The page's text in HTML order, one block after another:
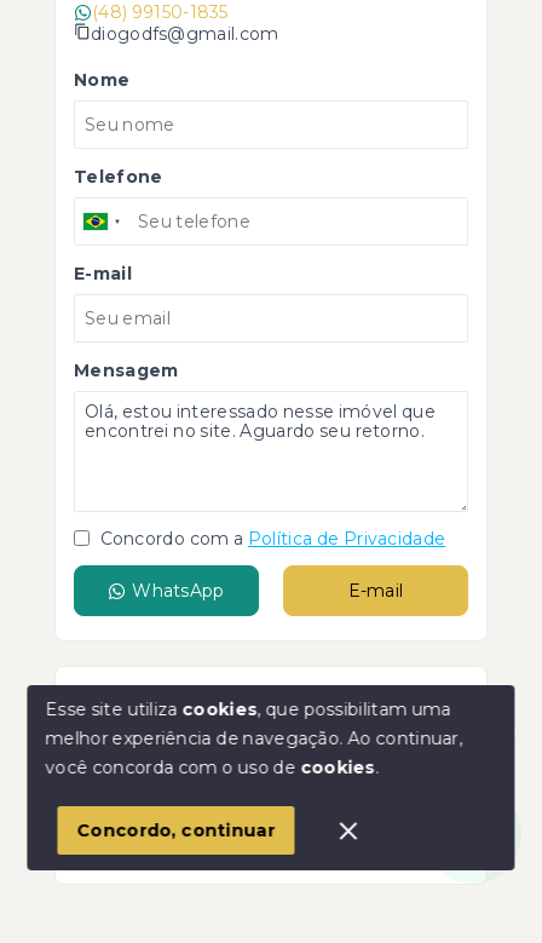
(48) 99150-1835
diogodfs@gmail.com
Nome
Telefone
E-mail
Mensagem
Concordo com a Política de Privacidade
WhatsApp E-mail
Agende agora sua visita
Faça um agendamento de visita para
conhecer melhor o imóvel.
Agendar visita
Olá! Estamos disponíveis para te ajudar.
Esse site utiliza cookies, que possibilitam uma
melhor experiência de navegação.Ao continuar,
você concorda com o uso de cookies.
Concordo, continuar